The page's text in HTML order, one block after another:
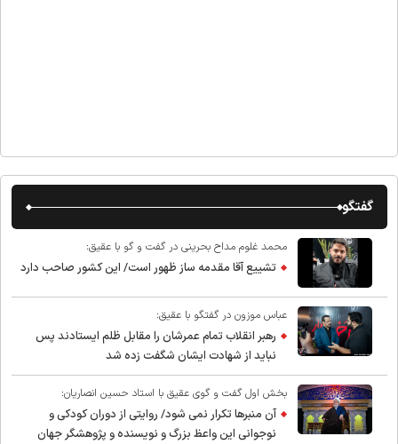
گفتگو
محمد غلوم مداح بحرینی در گفت و گو با عقیق:
تشییع آقا مقدمه ساز ظهور است/ این کشور صاحب دارد
عباس موزون در گفتگو با عقیق:
رهبر انقلاب تمام عمرشان را مقابل ظلم ایستادند پس
نباید از شهادت ایشان شگفت زده شد
بخش اول گفت و گوی عقیق با استاد حسین انصاریان:
آن منبرها تکرار نمی شود/ روایتی از دوران کودکی و
نوجوانی این واعظ بزرگ و نویسنده و پژوهشگر جهان